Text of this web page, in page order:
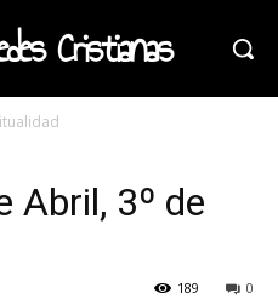
Cristianas
Abril, 3º de
0
189